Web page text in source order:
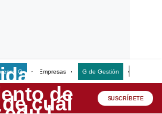
G Empresas G de Gestión
SUSCRÍBETE